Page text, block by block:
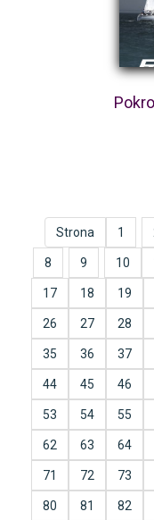
Strona 1
8 9 10
17 18 19
26 27 28
35 36 37
44 45 46
53 54 55
62 63 64
71 72 73
80 81 82